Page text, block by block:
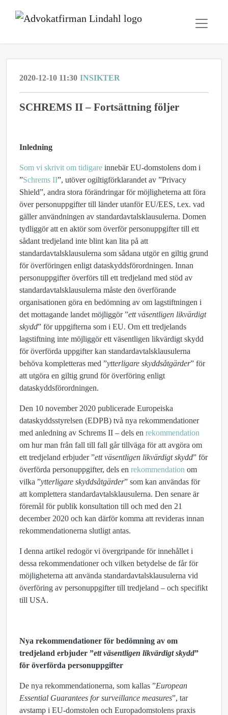
2020-12-10 11:30 INSIKTER
SCHREMS II – Fortsättning följer
Inledning
Som vi skrivit om tidigare innebär EU-domstolens dom i
”Schrems II”, utöver ogiltigförklarandet av ”Privacy
Shield”, andra stora förändringar för möjligheterna att föra
över personuppgifter till länder utanför EU/EES, t.ex. vad
gäller användningen av standardavtalsklausulerna. Domen
tydliggör att en aktör som överför personuppgifter till ett
sådant tredjeland inte blint kan lita på att
standardavtalsklausulerna som sådana utgör en giltig grund
för överföringen enligt dataskyddsförordningen. Innan
personuppgifter överförs till ett tredjeland med stöd av
standardavtalsklausulerna måste den överförande
organisationen göra en bedömning av om lagstiftningen i
det mottagande landet möjliggör ”ett väsentligen likvärdigt
skydd” för uppgifterna som i EU. Om ett tredjelands
lagstiftning inte möjliggör ett väsentligen likvärdigt skydd
för överförda uppgifter kan standardavtalsklausulerna
behöva kompletteras med ”ytterligare skyddsåtgärder” för
att utgöra en giltig grund för överföring enligt
dataskyddsförordningen.
Den 10 november 2020 publicerade Europeiska
dataskyddsstyrelsen (EDPB) två nya rekommendationer
med anledning av Schrems II – dels en rekommendation
om hur man från fall till fall går tillväga för att avgöra om
ett tredjeland erbjuder ”ett väsentligen likvärdigt skydd” för
överförda personuppgifter, dels en rekommendation om
vilka ”ytterligare skyddsåtgärder” som kan användas för
att komplettera standardavtalsklausulerna. Den senare är
föremål för publik konsultation till och med den 21
december 2020 och kan därför komma att revideras innan
rekommendationerna slutligt antas.
I denna artikel redogör vi övergripande för innehållet i
dessa rekommendationeroch vilken betydelse de får för
möjligheterna att använda standardavtalsklausulerna vid
överföring av personuppgifter till tredjeland – och specifikt
till USA.
Nya rekommendationer för bedömning av om
tredjeland erbjuder ”ett väsentligen likvärdigt skydd”
för överförda personuppgifter
De nya rekommendationerna, som kallas ”European
Essential Guarantees for surveillance measures”, tar
avstamp i EU-domstolen och Europadomstolens praxis